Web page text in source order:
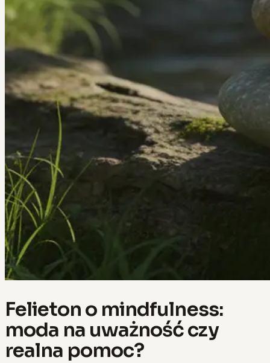
Felieton o mindfulness:
moda na uważność czy
realna pomoc?